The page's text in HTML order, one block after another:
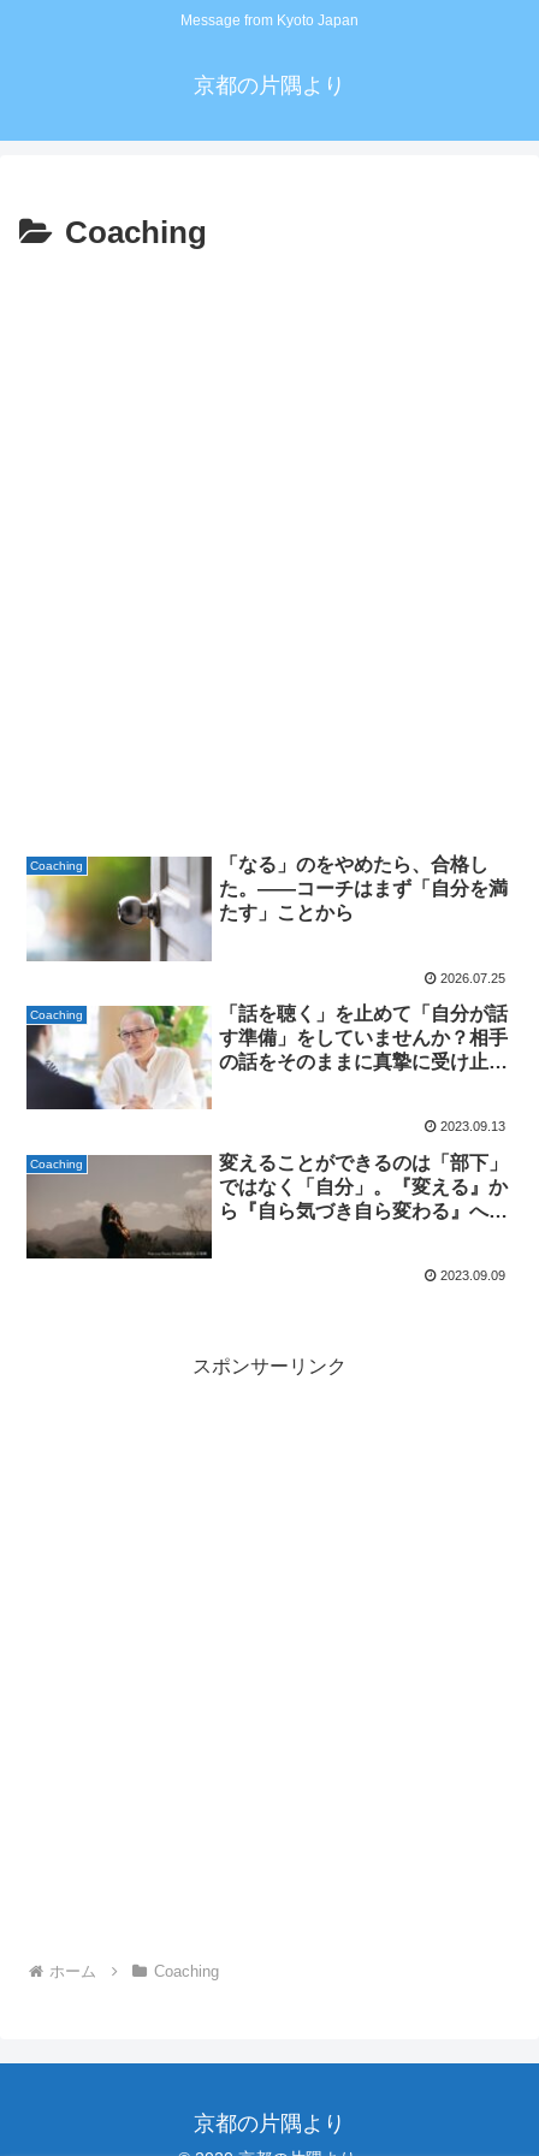
Message from Kyoto Japan
京都の片隅より
Coaching
Coaching
「なる」のをやめたら、合格し
た。——コーチはまず「自分を満
たす」ことから
2026.07.25
Coaching
「話を聴く」を止めて「自分が話
す準備」をしていませんか？相手
の話をそのままに真摯に受け止め
2023.09.13
Coaching
変えることができるのは「部下」
ではなく「自分」。『変える』か
ら『自ら気づき自ら変わる』へ：
2023.09.09
スポンサーリンク
ホーム Coaching
京都の片隅より